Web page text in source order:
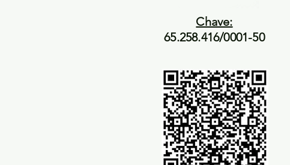
Chave:
65.258.416/0001-50